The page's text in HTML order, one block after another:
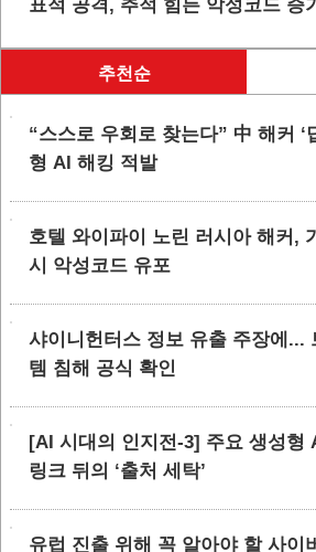
표적 공격, 추적 힘든 악성코드 증
추천순
“스스로 우회로 찾는다” 中 해커 ‘
형 AI 해킹 적발
호텔 와이파이 노린 러시아 해커,
시 악성코드 유포
샤이니헌터스 정보 유출 주장에...
템 침해 공식 확인
[AI 시대의 인지전-3] 주요 생성형
링크 뒤의 ‘출처 세탁’
유럽 진출 위해 꼭 알아야 할 사이